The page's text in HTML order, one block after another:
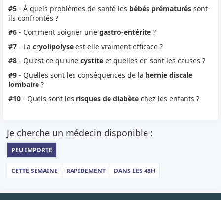
#5 - À quels problèmes de santé les bébés prématurés sont-
ils confrontés ?
#6 - Comment soigner unegastro-entérite ?
#7 - Lacryolipolyse est elle vraiment efficace ?
#8 - Qu'est ce qu'unecystite et quelles en sont les causes ?
#9 - Quelles sont les conséquences de la hernie discale
lombaire ?
#10 - Quels sont les risques de diabète chez les enfants ?
Je cherche un médecin disponible :
PEU IMPORTE
CETTE SEMAINE RAPIDEMENT DANS LES 48H